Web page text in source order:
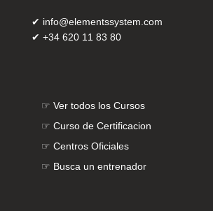
✔ info@elementssystem.com
✔ +34 620 11 83 80
☞ Ver todos los Cursos
☞ Curso de Certificacion
☞ Centros Oficiales
☞ Busca un entrenador